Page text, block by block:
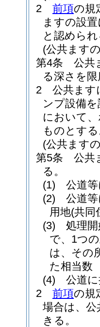
2
前項の規
ますの設
と認めら
(公共ます
第4条
公共
る深さを
2
公共ます
ンプ設備
において
ものとす
(公共ます
第5条
公共
る。
(1)
公道
(2)
公道
用地(共同
(3)
処理
で、1つ
は、その
た相当数
(4)
公道
2
前項の規
場合は、
きる。